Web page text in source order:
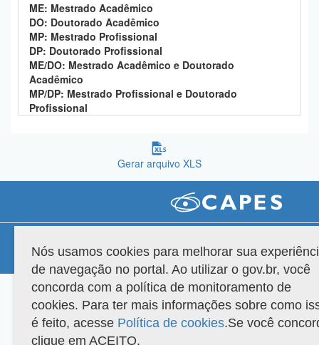
Banco Central do Brasil
ME: Mestrado Acadêmico
DO: Doutorado Acadêmico
MP: Mestrado Profissional
DP: Doutorado Profissional
ME/DO: Mestrado Acadêmico e Doutorado
Acadêmico
MP/DP: Mestrado Profissional e Doutorado
Profissional
Gerar arquivo XLS
Copyright 2022 Capes. Todos os direitos reservados.
Nós usamos cookies para melhorar sua
de navegação no portal. Ao utilizar o gov.br, você
concorda com a política de monitoramento de
cookies. Para ter mais informações sobre como
é feito, acesse Política de cookies.Se você
clique em ACEITO.